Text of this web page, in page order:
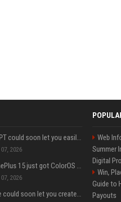
ChatGPT could soon let you easily create and use custom WhatsApp stickers
2026
The OnePlus 15 just got ColorOS beta
2026
Google could soon let you create AI-generated lock screen clocks on Android
Web
Summer
Digital
Win,
Guide to
Payouts